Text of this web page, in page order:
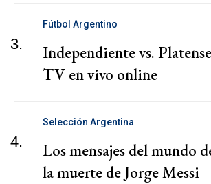
3.
Fútbol Argentino
Independiente vs.
TV en vivo online
4.
Selección Argentina
Los mensajes del mundo
la muerte de Jorge Messi